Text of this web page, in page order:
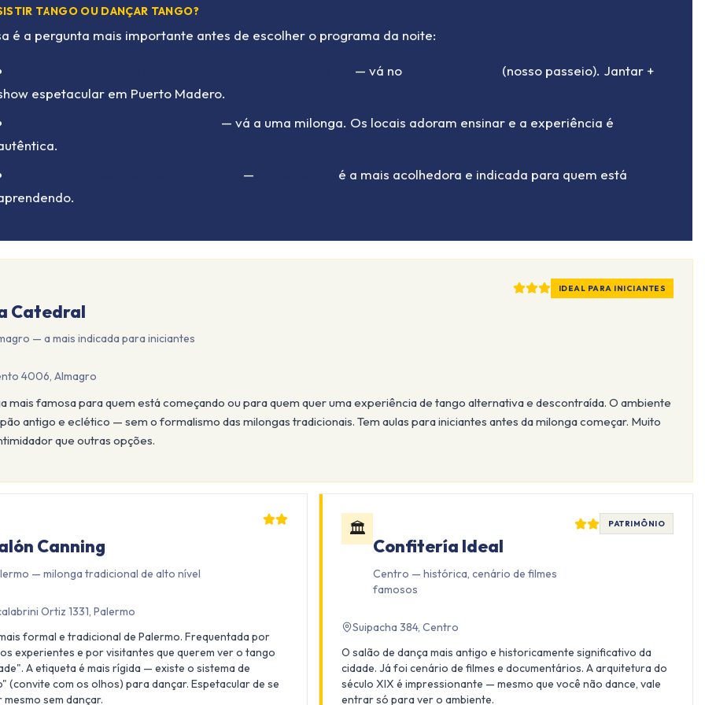
TANGO OU DANÇAR TANGO?
é a pergunta mais importante antes de escolher o programa da noite:
— vá no
(nosso passeio). Jantar +
espetacular em Puerto Madero.
— vá a uma milonga. Os locais adoram ensinar e a experiência é
—
é a mais acolhedora e indicada para quem está
Catedral
— a mais indicada para iniciantes
IDEAL PARA INICIANTES
4006, Almagro
mais famosa para quem está começando ou para quem quer uma experiência de tango alternativa e descontraída. O ambiente
antigo e eclético — sem o formalismo das milongas tradicionais. Tem aulas para iniciantes antes da milonga começar. Muito
que outras opções.
Canning
— milonga tradicional de alto nível
Ortiz 1331, Palermo
formal e tradicional de Palermo. Frequentada por
experientes e por visitantes que querem ver o tango
A etiqueta é mais rígida — existe o sistema de
(convite com os olhos) para dançar. Espetacular de se
sem dançar.
🏛️
Confitería Ideal
Centro — histórica, cenário de filmes
famosos
PATRIMÔNIO
Suipacha 384, Centro
O salão de dança mais antigo e historicamente significativo da
cidade. Já foi cenário de filmes e documentários. A arquitetura do
século XIX é impressionante — mesmo que você não dance, vale
entrar só para ver o ambiente.